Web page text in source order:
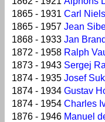
1865 - 1931 Carl
1865 - 1957 Jean
1868 - 1933 Jan
1872 - 1958 Ralph
1873 - 1943 Sergej
1874 - 1935 Josef Suk
1874 - 1934 Gustav
1874 - 1954 Charles
1876 - 1946 Manuel